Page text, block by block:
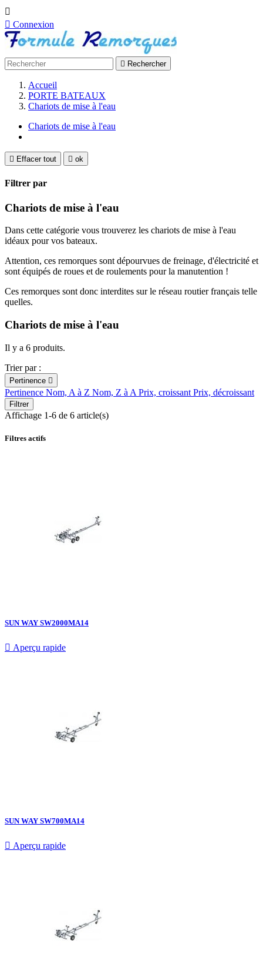

 Connexion
 Rechercher
Accueil
PORTE BATEAUX
Chariots de mise à l'eau
Chariots de mise à l'eau
 Effacer tout  ok
Filtrer par
Chariots de mise à l'eau
Dans cette catégorie vous trouverez les chariots de mise à l'eau
idéaux pour vos bateaux.
Attention, ces remorques sont dépourvues de freinage, d'électricité et
sont équipés de roues et de roulements pour la manutention !
Ces remorques sont donc interdites sur le réseau routier français telle
quelles.
Chariots de mise à l'eau
Il y a 6 produits.
Trier par :
Pertinence 
Pertinence Nom, A à Z Nom, Z à A Prix, croissant Prix, décroissant
Filtrer
Affichage 1-6 de 6 article(s)
Filtres actifs
SUN WAY SW2000MA14
 Aperçu rapide
SUN WAY SW700MA14
 Aperçu rapide